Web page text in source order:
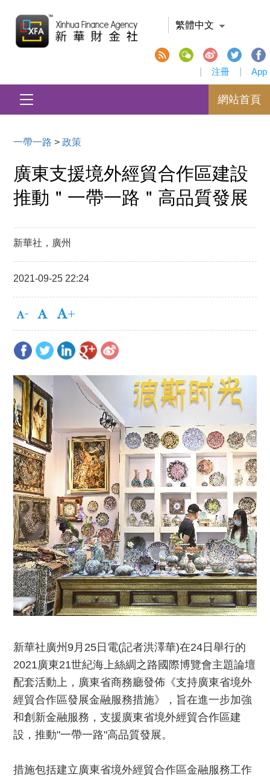
繁體中文
注冊 App
網站首頁
一帶一路 >政策
廣東支援境外經貿合作區建設
推動＂一帶一路＂高品質發展
新華社，廣州
2021-09-25 22:24
新華社廣州9月25日電(記者洪澤華)在24日舉行的
2021廣東21世紀海上絲綢之路國際博覽會主題論壇
配套活動上，廣東省商務廳發佈《支持廣東省境外
經貿合作區發展金融服務措施》，旨在進一步加強
和創新金融服務，支援廣東省境外經貿合作區建
設，推動"一帶一路"高品質發展。
措施包括建立廣東省境外經貿合作區金融服務工作